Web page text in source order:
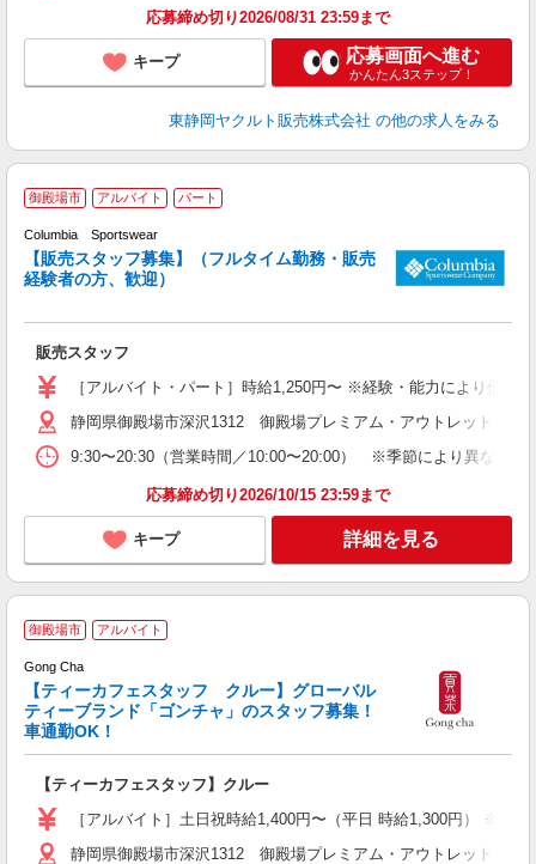
応募締め切り2026/08/31 23:59まで
キープ 応募画面へ進む
かんたん3ステップ！
東静岡ヤクルト販売株式会社 の他の求人をみる
御殿場市 アルバイト パート
Columbia Sportswear
【販売スタッフ募集】（フルタイム勤務・販売
経験者の方、歓迎）
販売スタッフ
［アルバイト・パート］時給1,250円〜 ※経験・能力により優遇
静岡県御殿場市深沢1312 御殿場プレミアム・アウトレット
9:30〜20:30（営業時間／10:00〜20:00） ※季節により異なりま
応募締め切り2026/10/15 23:59まで
キープ 詳細を見る
御殿場市 アルバイト
Gong Cha
【ティーカフェスタッフ クルー】グローバル
ティーブランド「ゴンチャ」のスタッフ募集！
車通勤OK！
【ティーカフェスタッフ】クルー
［アルバイト］土日祝時給1,400円〜（平日 時給1,300円） ※経
静岡県御殿場市深沢1312 御殿場プレミアム・アウトレット